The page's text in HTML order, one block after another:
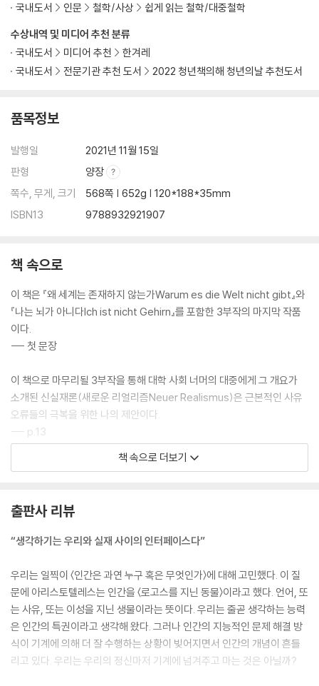
수상내역 및 미디어 추천 분류
국내도서
미디어 추천
한겨레
국내도서
전문기관 추천 도서 2022 청년책의해 청년의날 추천도서
국내도서
인문 철학/사상 쉽게 읽는 철학/대중철학
품목정보
발행일
2021년 11월 15일
판형
양장
쪽수, 무게, 크기
568쪽 | 652g | 120*188*35mm
ISBN13
9788932921907
책 속으로
이 책은 『왜 세계는 존재하지 않는가Warum es die Welt nicht gibt』와
『나는 뇌가 아니다Ich ist nicht Gehirn』를 포함한 3부작의 마지막 작품
이다.
--- 첫 문장
이 책으로 마무리될 3부작을 통해 대학 사회 너머의 대중에게 그 개요가
소개된 신실재론(새로운 리얼리즘Neuer Realismus)은 근본적인 사유
오류들의 극복을 위한 나의 제안이다.
--- p.13
책의 주요 주장은 우리의 생각이 시각, 청각, 촉각, 미각과 다를 바 없는 하
적으로 색깔이 오직 시각을 통해서만 접근 가능하고, 소리가 오직 청각을
통해서만 접근 가능한 것과 마찬가지다.
인간은 동물이 아니기를 의지(意志)하는 동물이다. 무슨 말이냐면, 언제
부턴가 인간은 자기가 과연 누구 혹은 무엇인지에 대하여 숙고하기 시작했
다.
--- p.21
책 속으로 더보기
출판사 리뷰
“생각하기는 우리와 실재 사이의 인터페이스다”
우리는 일찍이 〈인간은 과연 누구 혹은 무엇인가〉에 대해 고민했다. 이 질
문에 아리스토텔레스는 인간을 〈로고스를 지닌 동물〉이라고 했다. 언어, 또
는 사유, 또는 이성을 지닌 생물이라는 뜻이다. 우리는 줄곧 생각하는 능력
은 인간의 특권이라고 생각해 왔다. 그러나 인간의 지능적인 문제 해결 방
식이 기계에 의해 더 잘 수행하는 상황이 빚어지면서 인간의 개념이 흔들
리고 있다. 우리는 우리의 정신마저 기계에 넘겨주고 마는 것은 아닐까?